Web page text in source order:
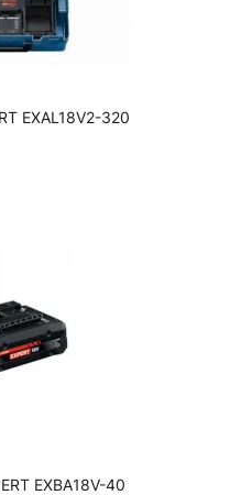
EXAL18V2-320
EXBA18V-40